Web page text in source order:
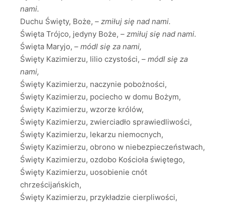
nami.
Duchu Święty, Boże, – zmiłuj się nad nami.
Święta Trójco, jedyny Boże, – zmiłuj się nad nami.
Święta Maryjo, – módl się za nami,
Święty Kazimierzu, lilio czystości, – módl się za
nami,
Święty Kazimierzu, naczynie pobożności,
Święty Kazimierzu, pociecho w domu Bożym,
Święty Kazimierzu, wzorze królów,
Święty Kazimierzu, zwierciadło sprawiedliwości,
Święty Kazimierzu, lekarzu niemocnych,
Święty Kazimierzu, obrono w niebezpieczeństwach,
Święty Kazimierzu, ozdobo Kościoła świętego,
Święty Kazimierzu, uosobienie cnót
chrześcijańskich,
Święty Kazimierzu, przykładzie cierpliwości,